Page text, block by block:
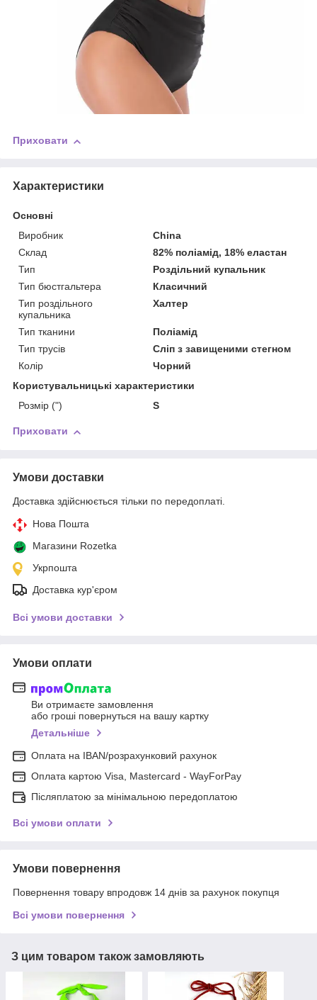
Приховати
Характеристики
Основні
Виробник
China
Склад
82% поліамід, 18% еластан
Тип
Роздільний купальник
Тип бюстгальтера
Класичний
Тип роздільного
купальника
Халтер
Тип тканини
Поліамід
Тип трусів
Сліп з завищеними стегном
Колір
Чорний
Користувальницькі характеристики
Розмір (")
S
Приховати
Умови доставки
Доставка здійснюється тільки по передоплаті.
Нова Пошта
Магазини Rozetka
Укрпошта
Доставка кур'єром
Всі умови доставки
Умови оплати
Ви отримаєте замовлення
або гроші повернуться на вашу картку
Детальніше
Оплата на IBAN/розрахунковий рахунок
Оплата картою Visa, Mastercard - WayForPay
Післяплатою за мінімальною передоплатою
Всі умови оплати
Умови повернення
Повернення товару впродовж 14 днів за рахунок покупця
Всі умови повернення
З цим товаром також замовляють